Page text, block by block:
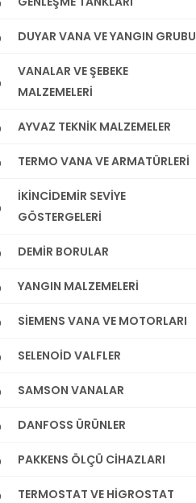
DUYAR VANA VE YANGIN GRUBU
VANALAR VE ŞEBEKE
MALZEMELERİ
AYVAZ TEKNİK MALZEMELER
TERMO VANA VE ARMATÜRLERİ
İKİNCİDEMİR SEVİYE
GÖSTERGELERİ
DEMİR BORULAR
YANGIN MALZEMELERİ
SİEMENS VANA VE MOTORLARI
SELENOİD VALFLER
SAMSON VANALAR
DANFOSS ÜRÜNLER
PAKKENS ÖLÇÜ CİHAZLARI
TERMOSTAT VE HİGROSTAT